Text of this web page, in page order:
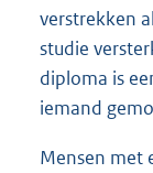
verstrekken
studie
diploma is
iemand
Mensen met